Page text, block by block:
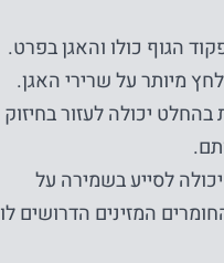
הגוף כולו והאגן בפרט.
מיותר על שרירי האגן.
בהחלט יכולה לעזור בחיזוק
לסייע בשמירה על
המזינים הדרושים לו
הפונקציונליות
והמבנה של
האתר, על
בסיס אופן
השימוש
באתר.